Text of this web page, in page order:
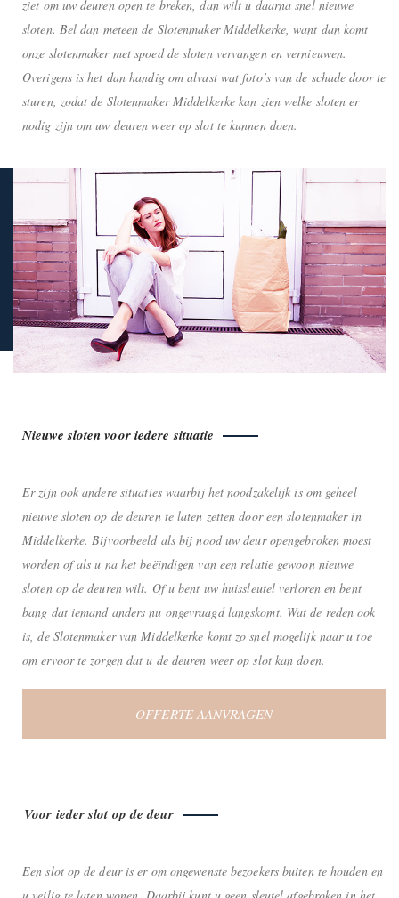
ziet om uw deuren open te breken, dan wilt u daarna snel nieuwe
sloten. Bel dan meteen de Slotenmaker Middelkerke, want dan komt
onze slotenmaker met spoed de sloten vervangen en vernieuwen.
Overigens is het dan handig om alvast wat foto’s van de schade door te
sturen, zodat de Slotenmaker Middelkerke kan zien welke sloten er
nodig zijn om uw deuren weer op slot te kunnen doen.
Nieuwe sloten voor iedere situatie
Er zijn ook andere situaties waarbij het noodzakelijk is om geheel
nieuwe sloten op de deuren te laten zetten door een slotenmaker in
Middelkerke. Bijvoorbeeld als bij nood uw deur opengebroken moest
worden of als u na het beëindigen van een relatie gewoon nieuwe
sloten op de deuren wilt. Of u bent uw huissleutel verloren en bent
bang dat iemand anders nu ongevraagd langskomt. Wat de reden ook
is, de Slotenmaker van Middelkerke komt zo snel mogelijk naar u toe
om ervoor te zorgen dat u de deuren weer op slot kan doen.
OFFERTE AANVRAGEN
Voor ieder slot op de deur
Een slot op de deur is er om ongewenste bezoekers buiten te houden en